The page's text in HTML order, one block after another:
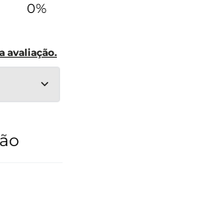
0%
avaliação.